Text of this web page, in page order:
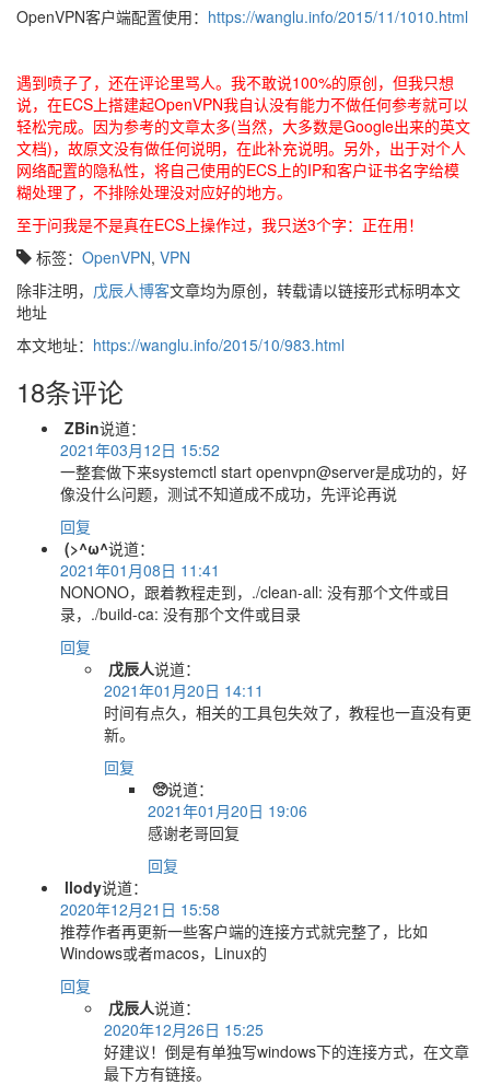
OpenVPN客户端配置使用： https://wanglu.info/2015/11/1010.html
遇到喷子了，还在评论里骂人。我不敢说100%的原创，但我只想
说，在ECS上搭建起OpenVPN我自认没有能力不做任何参考就可以
轻松完成。因为参考的文章太多(当然，大多数是Google出来的英文
文档)，故原文没有做任何说明，在此补充说明。另外，出于对个人
网络配置的隐私性，将自己使用的ECS上的IP和客户证书名字给模
糊处理了，不排除处理没对应好的地方。
至于问我是不是真在ECS上操作过，我只送3个字：正在用！
标签： OpenVPN, VPN
除非注明， 戊辰人博客文章均为原创，转载请以链接形式标明本文
地址
本文地址： https://wanglu.info/2015/10/983.html
18条评论
ZBin说道：
2021年03月12日 15:52
一整套做下来systemctl start openvpn@server是成功的，好
像没什么问题，测试不知道成不成功，先评论再说
回复
(>^ω^说道：
2021年01月08日 11:41
NONONO，跟着教程走到，./clean-all: 没有那个文件或目
录，./build-ca: 没有那个文件或目录
回复
戊辰人说道：
2021年01月20日 14:11
时间有点久，相关的工具包失效了，教程也一直没有更
新。
回复
🥺说道：
2021年01月20日 19:06
感谢老哥回复
回复
llody说道：
2020年12月21日 15:58
推荐作者再更新一些客户端的连接方式就完整了，比如
Windows或者macos，Linux的
回复
戊辰人说道：
2020年12月26日 15:25
好建议！倒是有单独写windows下的连接方式，在文章
最下方有链接。